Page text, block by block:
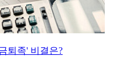
퇴족' 비결은?